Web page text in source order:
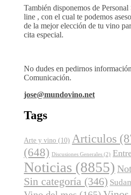
También disponemos de
line , con el cual te podemos
de la mejor elección de tu vino
cita especial.
No dudes en pedirnos
Comunicación.
jose@mundovino.net
Tags
Arte y vino (10) Articulos
(648) Discusiones Generales (2)
Noticias (8855)
Sin categoría (346)